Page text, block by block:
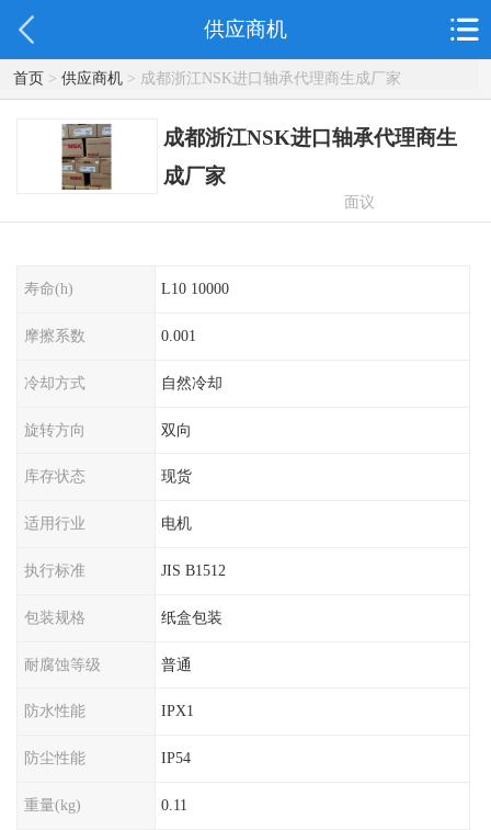
供应商机
首页> 供应商机> 成都浙江NSK进口轴承代理商生成厂家
成都浙江NSK进口轴承代理商生
成厂家
面议
寿命(h) L10 10000
摩擦系数 0.001
冷却方式 自然冷却
旋转方向 双向
库存状态 现货
适用行业 电机
执行标准 JIS B1512
包装规格 纸盒包装
耐腐蚀等级 普通
防水性能 IPX1
防尘性能 IP54
重量(kg) 0.11